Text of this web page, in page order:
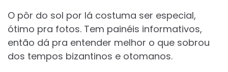
O pôr do sol por lá costuma ser especial,
ótimo pra fotos. Tem painéis informativos,
então dá pra entender melhor o que sobrou
dos tempos bizantinos e otomanos.